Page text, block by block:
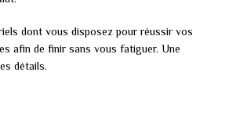
dont vous disposez pour réussir vos
afin de finir sans vous fatiguer. Une
détails.